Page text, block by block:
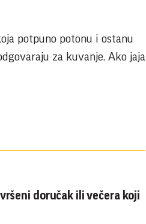
potpuno potonu i ostanu
za kuvanje. Ako jaja
doručak ili večera koji